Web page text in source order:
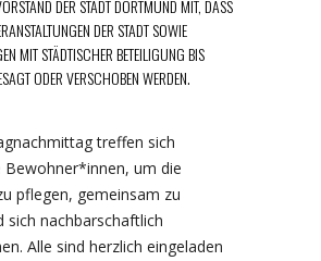
DER STADT DORTMUND MIT, DASS
DER STADT SOWIE
MIT STÄDTISCHER BETEILIGUNG BIS
ODER VERSCHOBEN WERDEN.
treffen sich
Bewohner*innen, um die
pflegen, gemeinsam zu
sich nachbarschaftlich
Alle sind herzlich eingeladen